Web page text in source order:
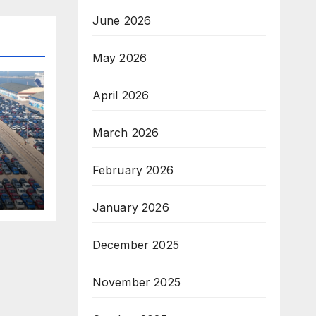
June 2026
May 2026
April 2026
March 2026
February 2026
January 2026
December 2025
November 2025